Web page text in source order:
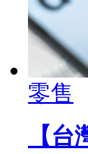
零售
【